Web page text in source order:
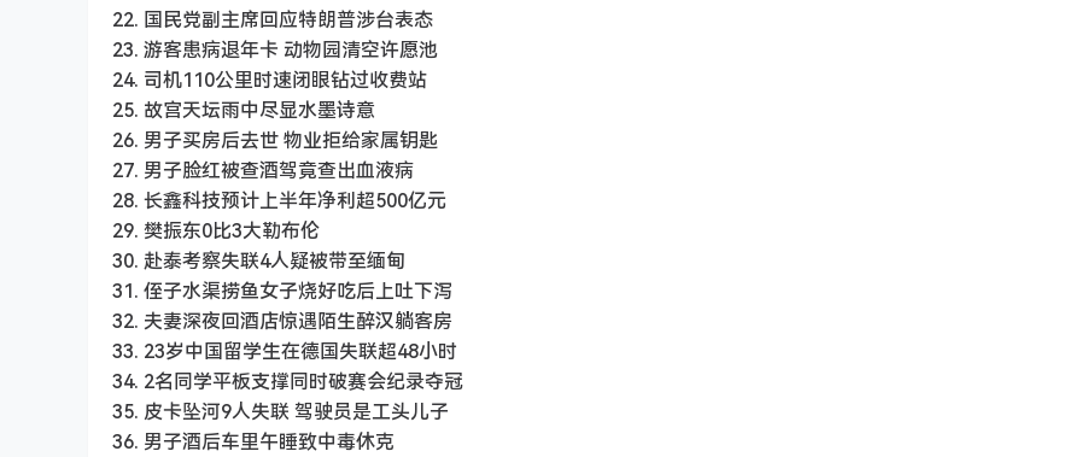
22. 国民党副主席回应特朗普涉台表态
23. 游客患病退年卡 动物园清空许愿池
24. 司机110公里时速闭眼钻过收费站
25. 故宫天坛雨中尽显水墨诗意
26. 男子买房后去世 物业拒给家属钥匙
27. 男子脸红被查酒驾竟查出血液病
28. 长鑫科技预计上半年净利超500亿元
29. 樊振东0比3大勒布伦
30. 赴泰考察失联4人疑被带至缅甸
31. 侄子水渠捞鱼女子烧好吃后上吐下泻
32. 夫妻深夜回酒店惊遇陌生醉汉躺客房
33. 23岁中国留学生在德国失联超48小时
34. 2名同学平板支撑同时破赛会纪录夺冠
35. 皮卡坠河9人失联 驾驶员是工头儿子
36. 男子酒后车里午睡致中毒休克